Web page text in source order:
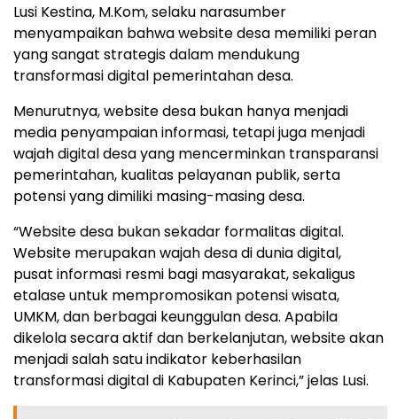
Lusi Kestina, M.Kom, selaku narasumber
menyampaikan bahwa website desa memiliki peran
yang sangat strategis dalam mendukung
transformasi digital pemerintahan desa.
Menurutnya, website desa bukan hanya menjadi
media penyampaian informasi, tetapi juga menjadi
wajah digital desa yang mencerminkan transparansi
pemerintahan, kualitas pelayanan publik, serta
potensi yang dimiliki masing-masing desa.
“Website desa bukan sekadar formalitas digital.
Website merupakan wajah desa di dunia digital,
pusat informasi resmi bagi masyarakat, sekaligus
etalase untuk mempromosikan potensi wisata,
UMKM, dan berbagai keunggulan desa. Apabila
dikelola secara aktif dan berkelanjutan, website akan
menjadi salah satu indikator keberhasilan
transformasi digital di Kabupaten Kerinci,” jelas Lusi.